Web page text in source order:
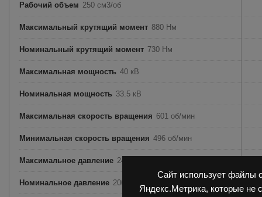
Сайт использует файлы
Яндекс.Метрика, которые не
Рабочий объем 250 см3/об
Максимальный крутящий момент 880 Нм
Номинальный крутящий момент 730 Нм
Максимальная мощность 40 кВ
Номинальная мощность 33.5 кВ
Максимальная скорость вращения 601 об/мин
Минимальная скорость вращения 496 об/мин
Максимальное давление 240 бар
Номинальное давление 200 бар